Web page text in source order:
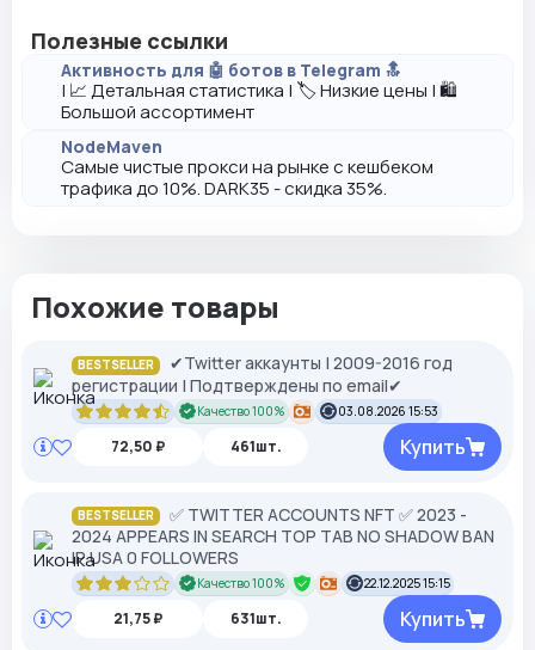
Полезные ссылки
Активность для 🤖 ботов в Telegram 🔝
| 📈 Детальная статистика | 🏷️ Низкие цены | 🛍️
Большой ассортимент
NodeMaven
Самые чистые прокси на рынке с кешбеком
трафика до 10%. DARK35 - скидка 35%.
Похожие товары
BESTSELLER
✔Twitter аккаунты | 2009-2016 год
регистрации | Подтверждены по email✔
Качество 100% 03.08.2026 15:53
72,50 ₽ 461шт. Купить
BESTSELLER
✅ TWITTER ACCOUNTS NFT ✅ 2023 -
2024 APPEARS IN SEARCH TOP TAB NO SHADOW BAN
IP USA 0 FOLLOWERS
Качество 100% 22.12.2025 15:15
21,75 ₽ 631шт. Купить